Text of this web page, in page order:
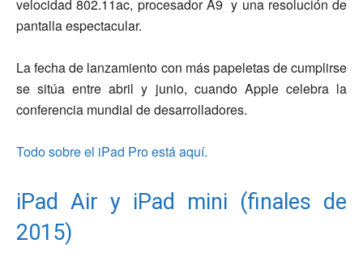
velocidad 802.11ac, procesador A9 y una resolución de
pantalla espectacular.
La fecha de lanzamiento con más papeletas de cumplirse
se sitúa entre abril y junio, cuando Apple celebra la
conferencia mundial de desarrolladores.
Todo sobre el iPad Pro está aquí.
iPad Air y iPad mini (finales de
2015)